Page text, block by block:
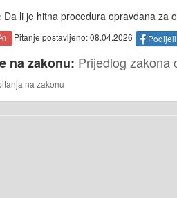
Da li je hitna procedura opravdana za
0 Pitanje postavljeno: 08.04.2026 Podijeli
na zakonu: Prijedlog zakona
na zakonu